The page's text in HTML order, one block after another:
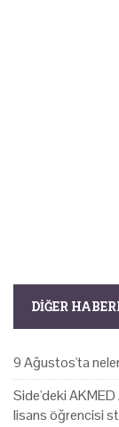
DIĞER
9 Ağustos'ta
Side'deki
lisans öğrencisi